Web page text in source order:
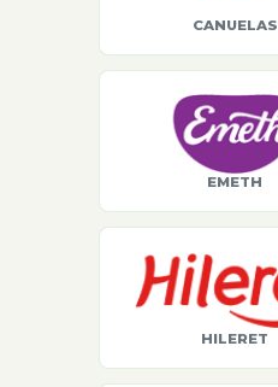
CANUELAS
EMETH
HILERET